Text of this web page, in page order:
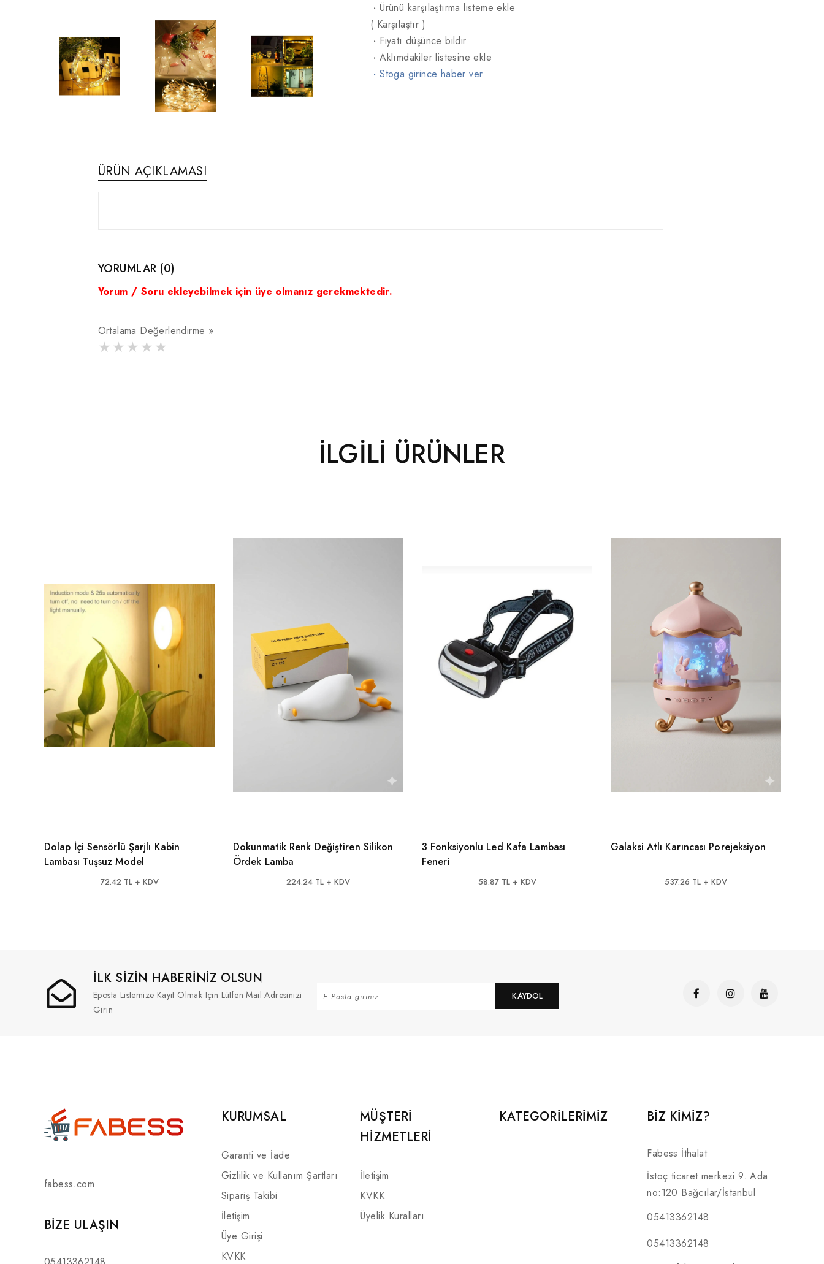
·Ürünü karşılaştırma listeme ekle
( Karşılaştır )
· Fiyatı düşünce bildir
·Aklımdakiler listesine ekle
·Stoga girince haber ver
ÜRÜN AÇIKLAMASI
YORUMLAR (0)
Yorum / Soru ekleyebilmek için üye olmanız gerekmektedir.
Ortalama Değerlendirme »
İLGILI ÜRÜNLER
Dolap İçi Sensörlü Şarjlı Kabin
Lambası Tuşsuz Model
72.42 TL + KDV
Dokunmatik Renk Değiştiren Silikon
Ördek Lamba
224.24 TL + KDV
3 Fonksiyonlu Led Kafa Lambası
Feneri
58.87 TL + KDV
Galaksi Atlı Karıncası Porejeksiyon
537.26 TL + KDV
İLK SİZİN HABERİNİZ OLSUN
Eposta Listemize Kayıt Olmak Için Lütfen Mail Adresinizi
Girin
KAYDOL
fabess.com
BIZE ULAŞIN
KURUMSAL
Garanti ve İade
Gizlilik ve Kullanım Şartları
Sipariş Takibi
İletişim
Üye Girişi
KVKK
MÜŞTERI
HIZMETLERI
İletişim
KVKK
Üyelik Kuralları
KATEGORILERIMIZ BİZ KİMİZ?
Fabess İthalat
İstoç ticaret merkezi 9. Ada
no:120 Bağcılar/İstanbul
05413362148
05413362148